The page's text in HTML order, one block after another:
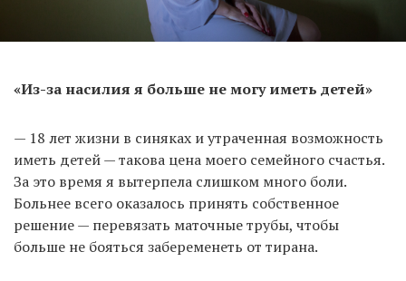
«Из-за насилия я больше не могу иметь детей»
— 18 лет жизни в синяках и утраченная возможность
иметь детей — такова цена моего семейного счастья.
За это время я вытерпела слишком много боли.
Больнее всего оказалось принять собственное
решение — перевязать маточные трубы, чтобы
больше не бояться забеременеть от тирана.